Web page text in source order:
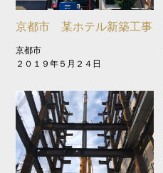
京都市 某ホテル新築工事
京都市
２０１９年５月２４日